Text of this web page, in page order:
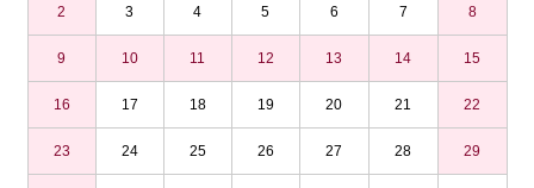
2 3 4 5 6 7 8
9 10 11 12 13 14 15
16 17 18 19 20 21 22
23 24 25 26 27 28 29